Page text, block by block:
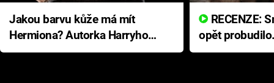
Jakou barvu kůže má mít
Hermiona? Autorka Harryho
Pottera přišla s ráznou
opět
přichází s